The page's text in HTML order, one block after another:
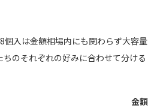
個入は金額相場内にも関わらず大容量
のそれぞれの好みに合わせて分ける
金額